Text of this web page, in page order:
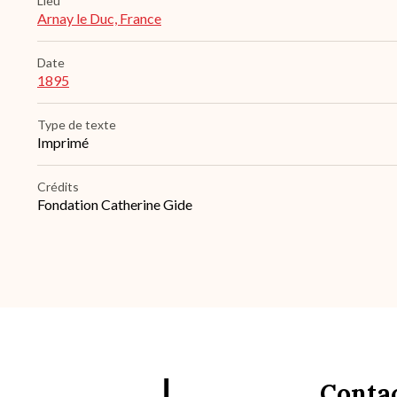
Arnay le Duc, France
Date
1895
Type de texte
Imprimé
Crédits
Fondation Catherine Gide